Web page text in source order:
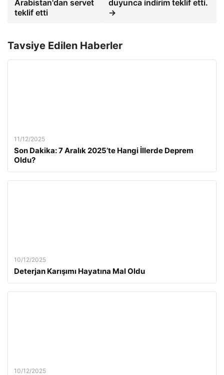
Arabistan'dan servet
teklif etti
duyunca indirim teklif etti.
→
Tavsiye Edilen Haberler
11/12/2025
Son Dakika: 7 Aralık 2025’te Hangi İllerde Deprem
Oldu?
10/12/2025
Deterjan Karışımı Hayatına Mal Oldu
10/12/2025